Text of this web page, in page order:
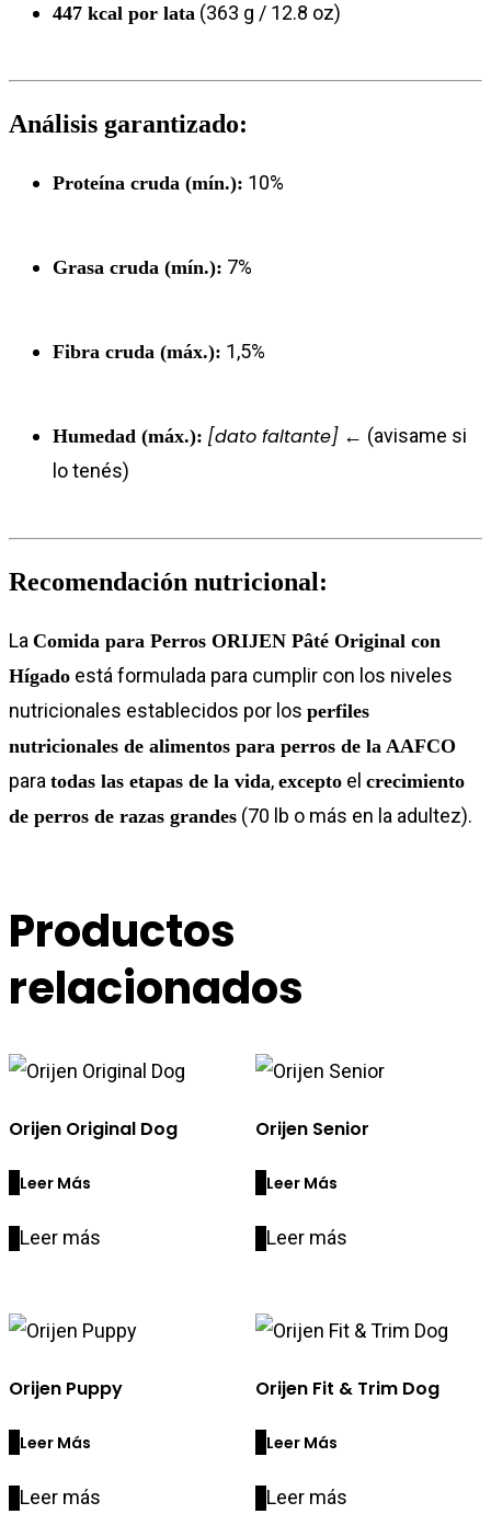
447 kcal por lata (363 g / 12.8 oz)
Análisis garantizado:
Proteína cruda (mín.): 10%
Grasa cruda (mín.): 7%
Fibra cruda (máx.): 1,5%
Humedad (máx.): [dato faltante] ← (avisame si
lo tenés)
Recomendación nutricional:
La Comida para Perros ORIJEN Pâté Original con
Hígado está formulada para cumplir con los niveles
nutricionales establecidos por los perfiles
nutricionales de alimentos para perros de la AAFCO
para todas las etapas de la vida, excepto el crecimiento
de perros de razas grandes (70 lb o más en la adultez).
Productos
relacionados
Orijen Original Dog
Leer Más
Leer más
Orijen Senior
Leer Más
Leer más
Orijen Puppy
Leer Más
Leer más
Orijen Fit & Trim Dog
Leer Más
Leer más